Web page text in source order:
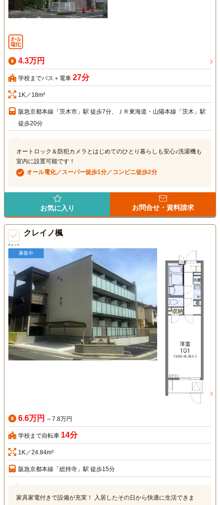
4.3万円
学校までバス＋電車 27分
1K／18m²
阪急京都本線「茨木市」駅 徒歩7分、ＪＲ東海道・山陽本線「茨木」駅
徒歩20分
オートロック＆防犯カメラとはじめてのひとり暮らしも安心♪洗濯機も
室内に設置可能です！
オール電化／スーパー徒歩1分／コンビニ徒歩2分
お気に入り お問合せ・資料請求
チェック
クレイノ楓
募集中
6.6万円 ～7.8万円
学校まで自転車 14分
1K／24.84m²
阪急京都本線「総持寺」駅 徒歩15分
家具家電付きで設備が充実！ 入居したその日から快適に生活できま